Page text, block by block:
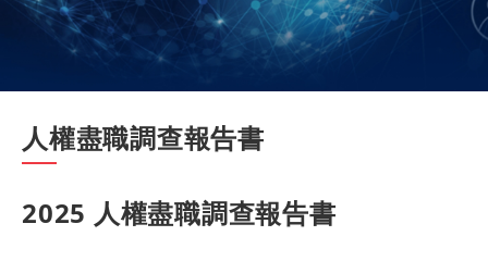
人權盡職調查報告書
2025 人權盡職調查報告書